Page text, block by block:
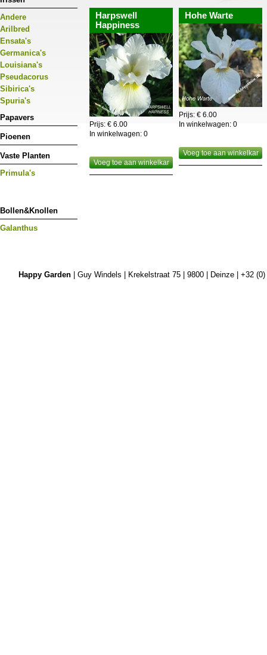
Andere
Arilbred
Ensata's
Germanica's
Louisiana's
Pseudacorus
Sibirica's
Spuria's
Papavers
Pioenen
Vaste Planten
Primula's
Bollen&Knollen
Galanthus
conditie door in voorjaar (maart) en kort na de
Dit kan een samengestelde meststof zijn maar ik
De nieuwe wortels ontwikkelen zich boven de
van tijd bovengrondse groeipunten krijgt met
dan de boodschap. Vermijd uitdrogen van
Verwijder in najaar het verdorde loof om ziektes te
Bloemen lenen zich uitstekend als snijbloem en
tetraploide soorten die forsere bloemen produceren.
Harpswell
Happiness
Prijs: € 6.00
In winkelwagen: 0
Voeg toe aan winkelkar
Hohe Warte
Prijs: € 6.00
In winkelwagen: 0
Voeg toe aan winkelkar
Happy Garden| Guy Windels | Krekelstraat 75 | 9800 | Deinze | +32